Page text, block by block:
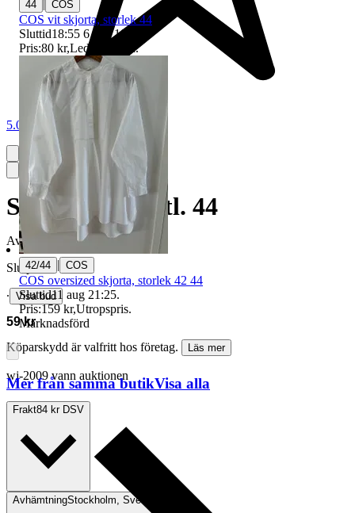
5.0
Skjorta, Cos, stl. 44
Avslutad
24 maj 21:14
Slutpris
∙ Visa bud
59 kr
Köparskydd är valfritt hos företag.
Läs mer
wj-2009 vann auktionen
Frakt84 kr DSV
AvhämtningStockholm, Sverige
44 | COS
COS vit skjorta, storlek 44
Sluttid18:55 6 aug 18:55
Pris:80 kr,Ledande bud.
42/44 | COS
COS oversized skjorta, storlek 42 44
Sluttid11 aug 21:25.
Pris:159 kr,Utropspris.
Marknadsförd
Mer från samma butikVisa alla